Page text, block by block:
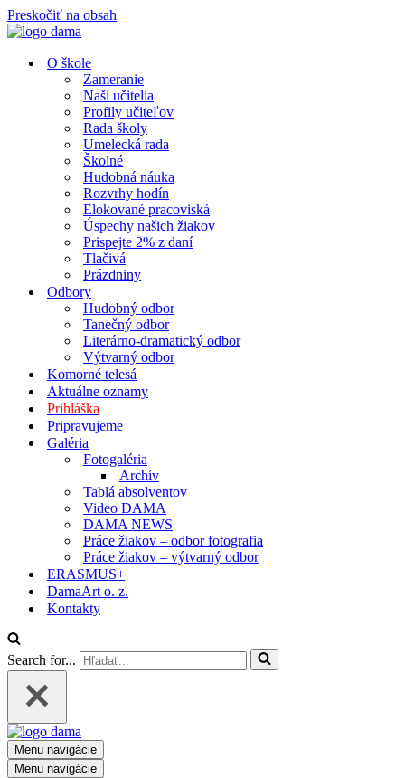
Preskočiť na obsah
O škole
Zameranie
Naši učitelia
Profily učiteľov
Rada školy
Umelecká rada
Školné
Hudobná náuka
Rozvrhy hodín
Elokované pracoviská
Úspechy našich žiakov
Prispejte 2% z daní
Tlačivá
Prázdniny
Odbory
Hudobný odbor
Tanečný odbor
Literárno-dramatický odbor
Výtvarný odbor
Komorné telesá
Aktuálne oznamy
Prihláška
Pripravujeme
Galéria
Fotogaléria
Archív
Tablá absolventov
Video DAMA
DAMA NEWS
Práce žiakov – odbor fotografia
Práce žiakov – výtvarný odbor
ERASMUS+
DamaArt o. z.
Kontakty
Search for...
Menu navigácie
Menu navigácie